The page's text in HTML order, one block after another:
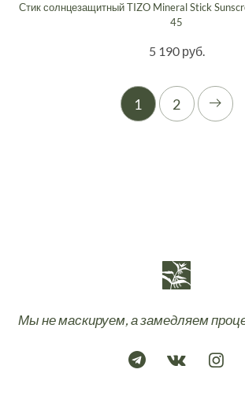
Стик солнцезащитный TIZO Mineral Stick
45
5 190 руб.
1 2
Мы не маскируем, а замедляем